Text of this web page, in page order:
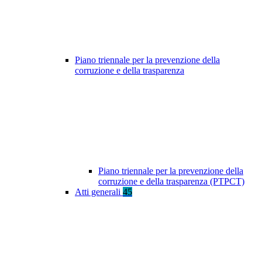
Piano triennale per la prevenzione della
corruzione e della trasparenza
Piano triennale per la prevenzione della
corruzione e della trasparenza (PTPCT)
Atti generali 45